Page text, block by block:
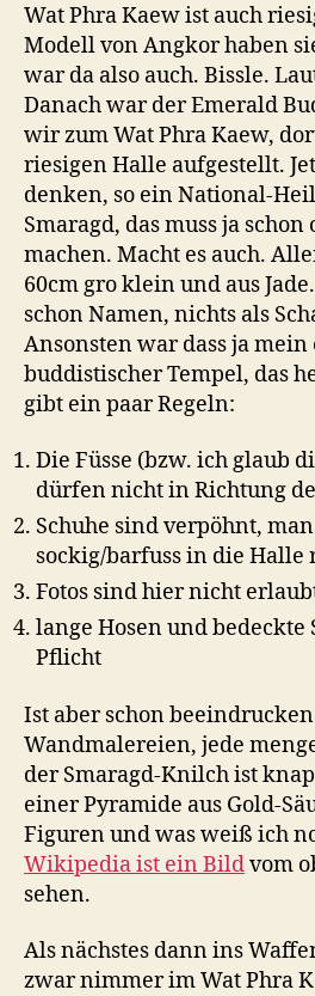
Wat Phra Kaew ist auch
Modell von Angkor haben
war da also auch. Bissle.
Danach war der Emerald
wir zum Wat Phra Kaew,
riesigen Halle aufgestellt.
denken, so ein National-
Smaragd, das muss ja
machen. Macht es auch.
60cm gro klein und aus
schon Namen, nichts als
Ansonsten war dass ja mein
buddistischer Tempel, das
gibt ein paar Regeln:
Die Füsse (bzw. ich glaub
dürfen nicht in Richtung
Schuhe sind verpöhnt,
sockig/barfuss in die Halle
Fotos sind hier nicht
lange Hosen und
Pflicht
Ist aber schon
Wandmalereien, jede
der Smaragd-Knilch ist
einer Pyramide aus Gold-
Figuren und was weiß ich
Wikipedia ist ein Bildvom
sehen.
Als nächstes dann ins
zwar nimmer im Wat Phra